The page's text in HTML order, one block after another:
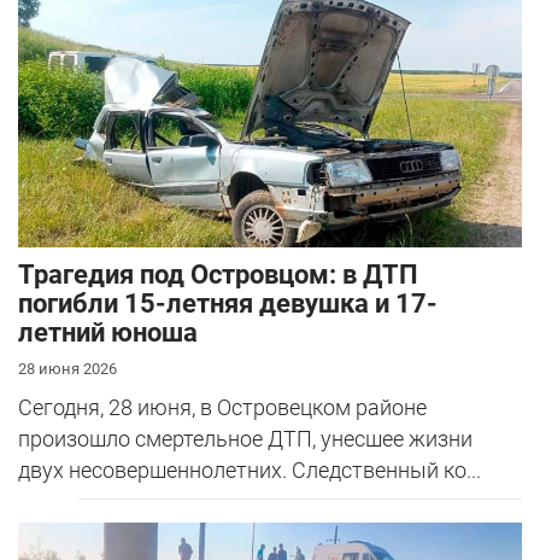
Трагедия под Островцом: в ДТП
погибли 15-летняя девушка и 17-
летний юноша
28 июня 2026
Сегодня, 28 июня, в Островецком районе
произошло смертельное ДТП, унесшее жизни
двух несовершеннолетних. Следственный ко...